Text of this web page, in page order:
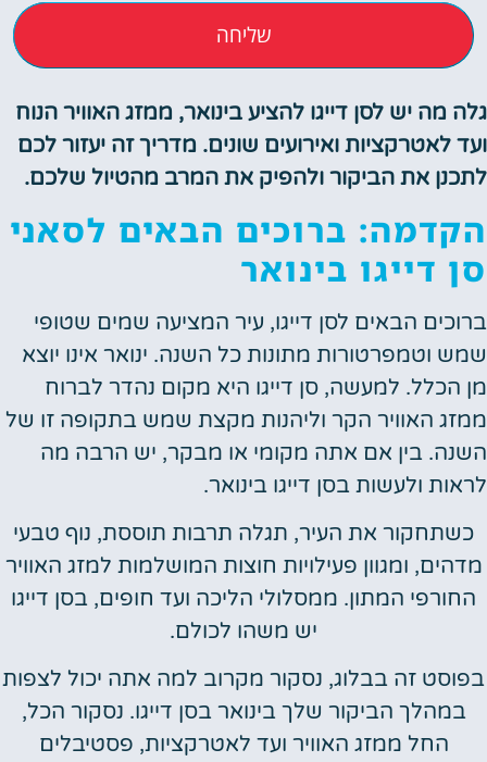
שליחה
מה יש לסן דייגו להציע בינואר, ממזג האוויר הנוח
לאטרקציות ואירועים שונים. מדריך זה יעזור לכם
את הביקור ולהפיק את המרב מהטיול שלכם.
ברוכים הבאים לסאני
דייגו בינואר
הבאים לסן דייגו, עיר המציעה שמים שטופי
וטמפרטורות מתונות כל השנה. ינואר אינו יוצא
למעשה, סן דייגו היא מקום נהדר לברוח
האוויר הקר וליהנות מקצת שמש בתקופה זו של
בין אם אתה מקומי או מבקר, יש הרבה מה
ולעשות בסן דייגו בינואר.
את העיר, תגלה תרבות תוססת, נוף טבעי
ומגוון פעילויות חוצות המושלמות למזג האוויר
המתון. ממסלולי הליכה ועד חופים, בסן דייגו
יש משהו לכולם.
זה בבלוג, נסקור מקרוב למה אתה יכול לצפות
הביקור שלך בינואר בסן דייגו. נסקור הכל,
החל ממזג האוויר ועד לאטרקציות, פסטיבלים